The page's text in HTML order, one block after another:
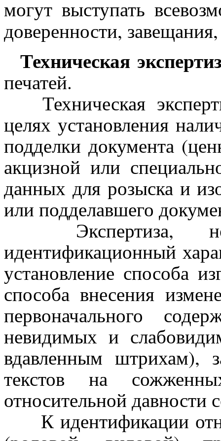
могут выступать
доверенности,
Техническая
печатей.
Техническая
целях установления
подделки документа
акцизной или
данных для розыска и
или подделавшего
Экспертиза,
идентификационный
установление способа
способа внесения
первоначального
невидимых и
вдавленным штрихам),
текстов на
относительной давности
К идентификации